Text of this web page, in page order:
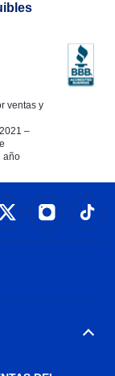
ventas y
–
año